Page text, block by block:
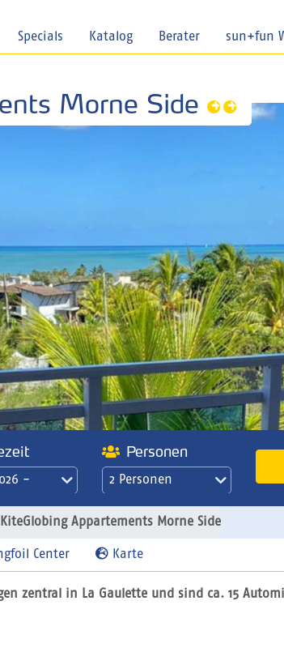
Specials Katalog Berater sun+fun
Morne Side
-
Personen
2 Personen
Appartements Morne Side
Center Karte
zentral in La Gaulette und sind ca. 15